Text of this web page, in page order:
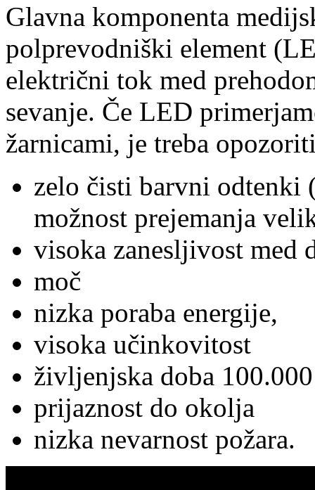
Glavna komponenta
polprevodniški element
električni tok med
sevanje. Če LED
žarnicami, je treba
zelo čisti barvni
možnost prejemanja
visoka zanesljivost med
moč
nizka poraba energije,
visoka učinkovitost
življenjska doba
prijaznost do okolja
nizka nevarnost požara.